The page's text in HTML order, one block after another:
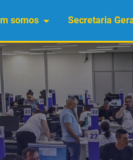
somos Secretaria